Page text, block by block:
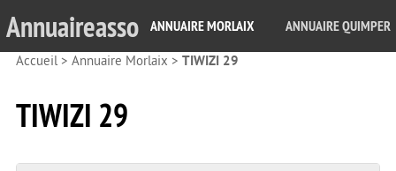
Annuaireasso ANNUAIRE MORLAIX ANNUAIRE QUIMPER
Accueil> Annuaire Morlaix > TIWIZI 29
TIWIZI 29